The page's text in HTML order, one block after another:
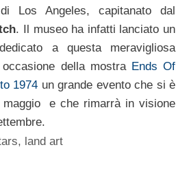
Los Angeles, capitanato dal
. Il museo ha infatti lanciato un
a questa meravigliosa
della mostra Ends Of
1974 un grande evento che si è
e che rimarrà in visione
, land art